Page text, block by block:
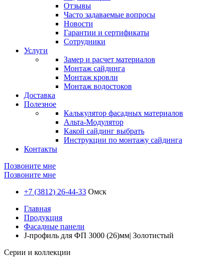
Отзывы
Часто задаваемые вопросы
Новости
Гарантии и сертификаты
Сотрудники
Услуги
Замер и расчет материалов
Монтаж сайдинга
Монтаж кровли
Монтаж водостоков
Доставка
Полезное
Калькулятор фасадных материалов
Альта-Модулятор
Какой сайдинг выбрать
Инструкции по монтажу сайдинга
Контакты
Позвоните мне
Позвоните мне
+7 (3812) 26-44-33 Омск
Главная
Продукция
Фасадные панели
J-профиль для ФП 3000 (26)мм| Золотистый
Серии и коллекции